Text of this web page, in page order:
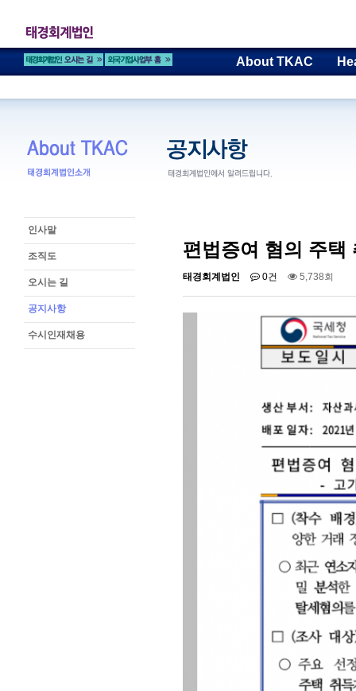
About TKAC
인사말
조직도
오시는 길
공지사항
수시인재채용
편법증여 혐의 주택
태경회계법인 0건 5,738회